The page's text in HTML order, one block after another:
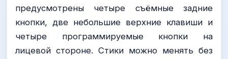
предусмотрены четыре съёмные задние
кнопки, две небольшие верхние клавиши и
четыре программируемые кнопки на
лицевой стороне. Стики можно менять без